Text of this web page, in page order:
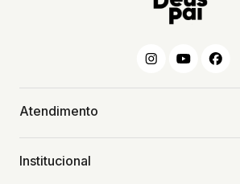
Atendimento
Institucional